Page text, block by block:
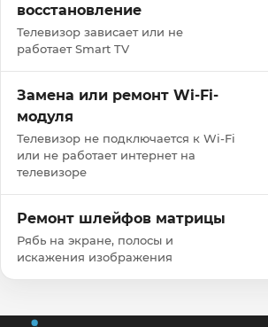
восстановление
Телевизор зависает или не
работает Smart TV
Замена или ремонт Wi‑Fi-
модуля
Телевизор не подключается к Wi‑Fi
или не работает интернет на
телевизоре
Ремонт шлейфов матрицы
Рябь на экране, полосы и
искажения изображения